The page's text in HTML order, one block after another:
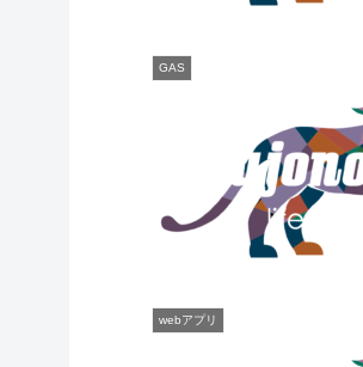
GAS
webアプリ